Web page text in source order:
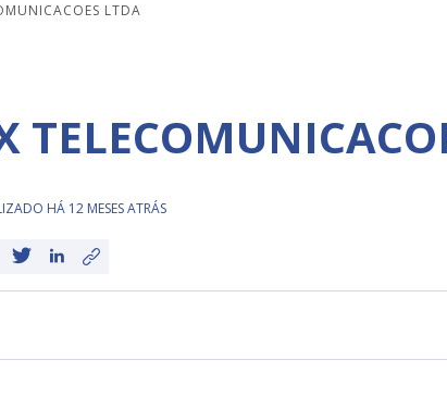
LTDA
HÁ 12 MESES ATRÁS